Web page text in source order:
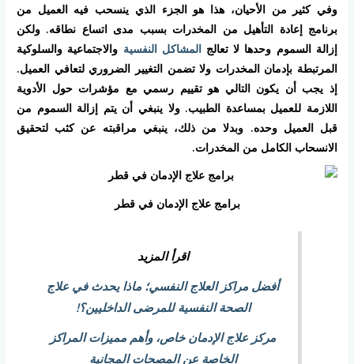
وفي كثير من الأحيان، هذا هو الجزء الذي ينسحب فيه العميل من
برنامج إعادة التأهيل من المخدرات بسبب مدى اتساع نطاقه. ولكن
إزالة السموم وحدها لا تعالجالمشاكل النفسية والاجتماعية والسلوكية
المرتبطة بإدمان المخدرات ولا تضمن التغيير الضروري لتعافي العميل.
إذ يجب أن يكون التالي هو تقييم رسمي مع مؤشرات حول الأدوية
اللازمة للعميل بمساعدة الطبيب. ولا ينبغي أن يتم إزالة السموم من
قبل العميل وحده. وبدلا من ذلك، ينبغي مراقبته عن كثب لتحقيق
الانسحاب الكامل من المخدرات.
برامج علاج الإدمان في قطر
اقرأ المزيد
أفضل مراكز العلاج النفسي؛ ماذا يحدث في علاج
الصحة النفسية للمرضى الداخليين؟!
مركز علاج الإدمان خاص، وأهم مميزات المراكز
الخاصة عن المصحات المجانية